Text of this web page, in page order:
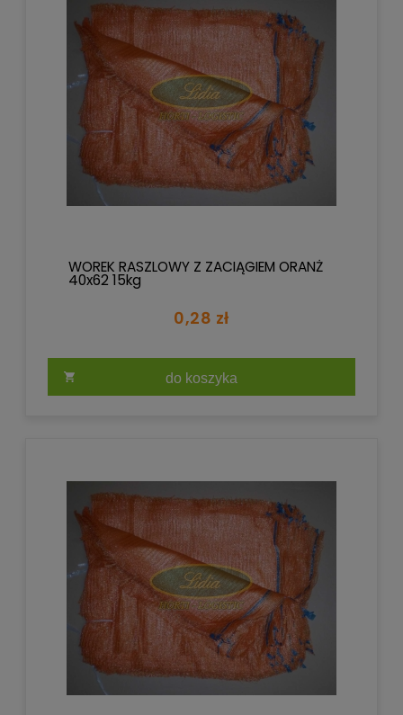
WOREK RASZLOWY Z ZACIĄGIEM ORANŻ
40x62 15kg
0,28 zł
do koszyka